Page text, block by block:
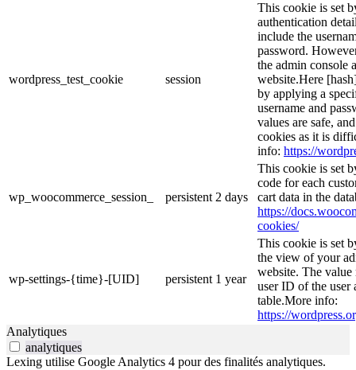
wordpress_test_cookie session
This cookie is set
authentication
include the
password.
the admin console
website.Here
by applying a
username and
values are safe,
cookies as it is
info: https://
wp_woocommerce_session_ persistent 2 days
This cookie is set
code for each
cart data in the
https://
cookies/
wp-settings-{time}-[UID] persistent 1 year
This cookie is set
the view of your
website. The
user ID of the user
table.More info:
https://
Analytiques
analytiques
Lexing utilise Google Analytics 4 pour des finalités analytiques.